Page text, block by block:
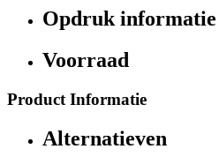
Opdruk informatie
Voorraad
Product Informatie
Alternatieven